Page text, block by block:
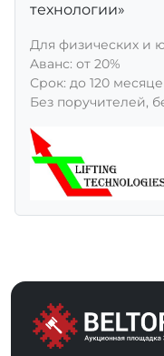
технологии»
Для физических и
Aванс: от 20%
Срок: до 120
Без поручителей,